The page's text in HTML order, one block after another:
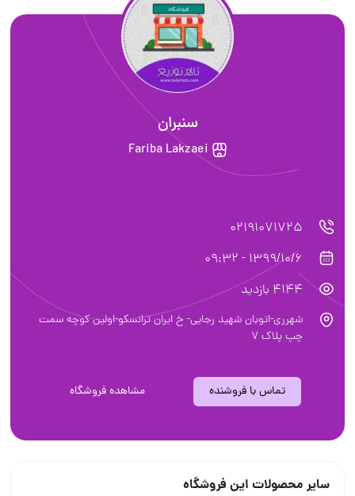
سنبران
Fariba Lakzaei
02191071725
1399/10/6 - 09:32
4144 بازدید
شهرری-اتوبان شهید رجایی- خ ایران ترانسکو-اولین کوچه سمت
چپ پلاک 7
تماس با فروشنده مشاهده فروشگاه
سایر محصولات این فروشگاه